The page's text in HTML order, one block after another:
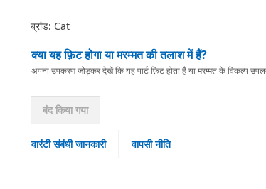
ब्रांड: Cat
क्या यह फ़िट होगा या मरम्मत की तलाश में हैं?
अपना उपकरण जोड़कर देखें कि यह पार्ट फ़िट होता है या मरम्मत के विकल्प
बंद किया गया
वारंटी संबंधी जानकारी वापसी नीति